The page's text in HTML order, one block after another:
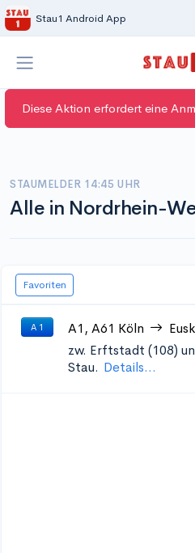
Stau1 Android App
Diese Aktion erfordert eine
STAUMELDER 14:45 UHR
Alle in Nordrhein-
Favoriten
A 1 A1, A61 Köln
zw. Erftstadt (108)
Stau. Details...